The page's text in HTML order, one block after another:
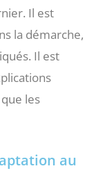
Il est
la démarche,
Il est
les
au